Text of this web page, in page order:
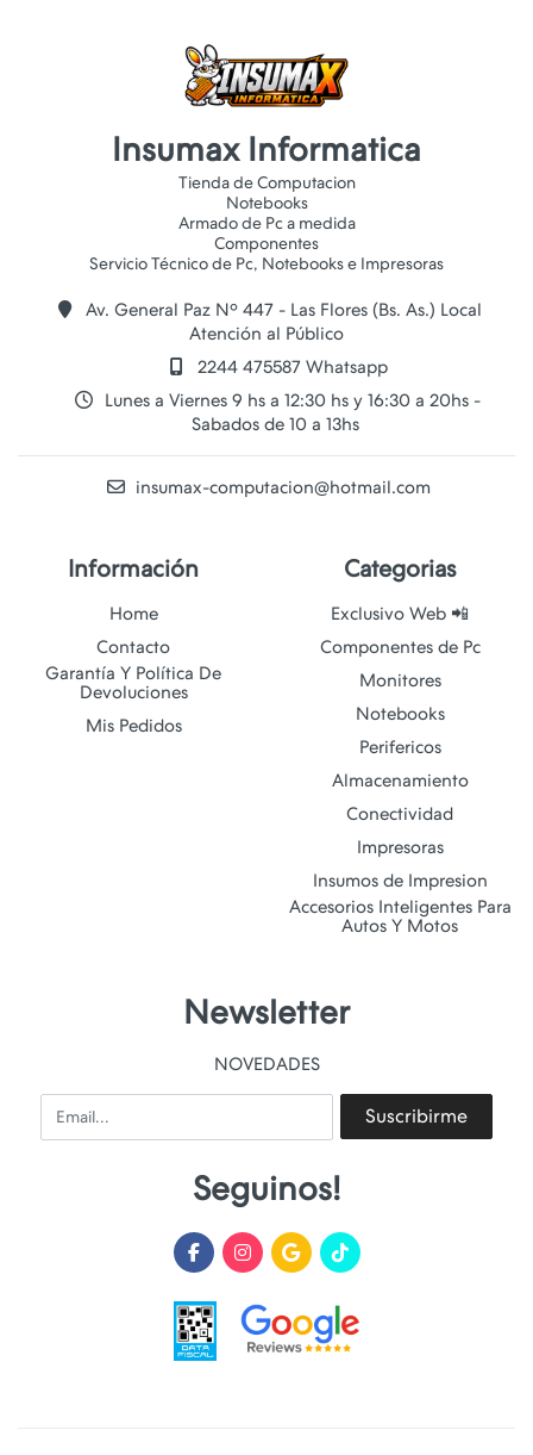
Insumax Informatica
Tienda de Computacion
Notebooks
Armado de Pc a medida
Componentes
Av. General Paz Nº 447 - Las Flores (Bs. As.) Local
Atención al Público
2244 475587 Whatsapp
Lunes a Viernes 9 hs a 12:30 hs y 16:30 a 20hs -
Sabados de 10 a 13hs
insumax-computacion@hotmail.com
Información
Home
Contacto
Garantía Y Política De
Devoluciones
Mis Pedidos
Categorias
Exclusivo Web 📲
Componentes de Pc
Monitores
Notebooks
Perifericos
Almacenamiento
Conectividad
Impresoras
Insumos de Impresion
Accesorios Inteligentes Para
Autos Y Motos
Newsletter
NOVEDADES
Email Suscribirme
Seguinos!